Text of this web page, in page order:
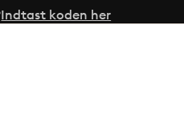
Indtast koden her